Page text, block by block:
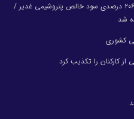
رشد ۲۴ درصدی درآمد عملیاتی و رشد ۲۰۶ درصدی سود خالص پتروشیمی غدیر /
کشوری
از کارکنان را تکذیب کرد